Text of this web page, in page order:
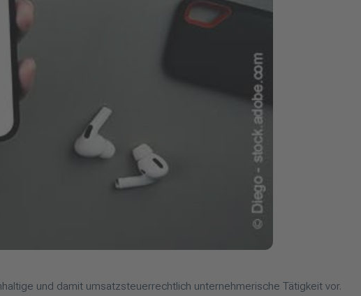
und damit umsatzsteuerrechtlich unternehmerische Tätigkeit vor.